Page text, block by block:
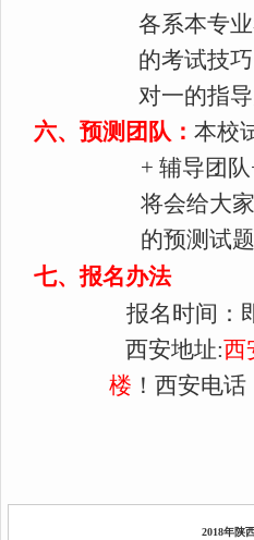
各系本专
的考试技
对一的指
六、预测团队： 本校
+ 辅导团队
将会给大
的预测试
七、报名办法
报名时间：
西安地址:西
楼 ！西安电
2018年陕